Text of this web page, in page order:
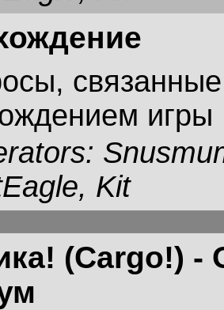
игры
, Kit
(Cargo!) -